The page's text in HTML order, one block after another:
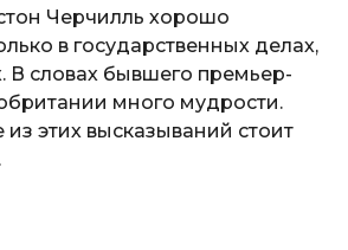
Черчилль хорошо
в государственных делах,
В словах бывшего премьер-
много мудрости.
этих высказываний стоит